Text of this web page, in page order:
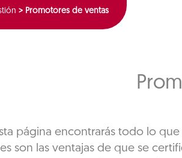
> Promotores de ventas
página encontrarás todo lo
son las ventajas de que se